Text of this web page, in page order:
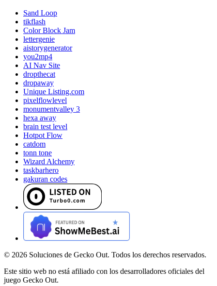
Sand Loop
tikflash
Color Block Jam
lettergenie
aistorygenerator
you2mp4
AI Nav Site
dropthecat
dropaway
Unique Listing.com
pixelflowlevel
monumentvalley 3
hexa away
brain test level
Hotpot Flow
catdom
tonn tone
Wizard Alchemy
taskbarhero
gakuran codes
© 2026 Soluciones de Gecko Out. Todos los derechos reservados.
Este sitio web no está afiliado con los desarrolladores oficiales del
juego Gecko Out.